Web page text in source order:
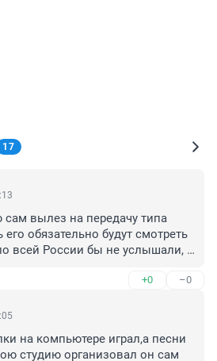
17
вылез на передачу типа
обязательно будут смотреть
всей России бы не услышали,
+0 –0
на компьютере играл,а песни
студию организовал он сам